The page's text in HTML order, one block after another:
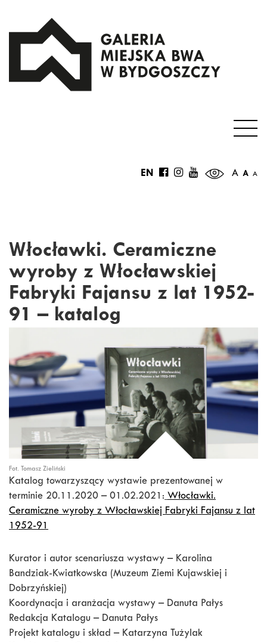
A A A
EN
Włocławki. Ceramiczne
wyroby z Włocławskiej
Fabryki Fajansu z lat 1952-
91 – katalog
Fot. Tomasz Zieliński
Katalog towarzyszący wystawie prezentowanej w
terminie 20.11.2020 – 01.02.2021: Włocławki.
Ceramiczne wyroby z Włocławskiej Fabryki Fajansu z lat
1952-91
Kurator i autor scenariusza wystawy – Karolina
Bandziak-Kwiatkowska (Muzeum Ziemi Kujawskiej i
Dobrzyńskiej)
Koordynacja i aranżacja wystawy – Danuta Pałys
Redakcja Katalogu – Danuta Pałys
Projekt katalogu i skład – Katarzyna Tużylak